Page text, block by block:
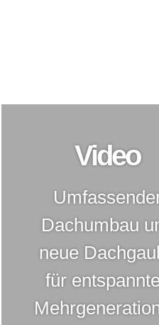
Video
Dachumbau
neue
für